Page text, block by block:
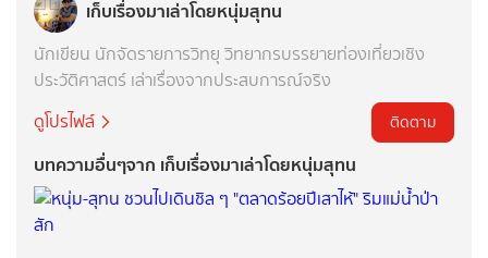
เก็บเรื่องมาเล่าโดยหนุ่มสุทน
นักเขียน นักจัดรายการวิทยุ วิทยากรบรรยายท่องเที่ยวเชิง
ประวัติศาสตร์ เล่าเรื่องจากประสบการณ์จริง
ดูโปรไฟล์
ติดตาม
บทความอื่นๆจาก เก็บเรื่องมาเล่าโดยหนุ่มสุทน